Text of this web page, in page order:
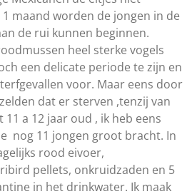
maand worden de jongen in de
de rui kunnen beginnen.
heel sterke vogels
een delicate periode te zijn en
voor. Maar eens door
dat er sterven ,tenzij van
a 12 jaar oud , ik heb eens
nog 11 jongen groot bracht. In
rood eivoer,
pellets, onkruidzaden en 5
in het drinkwater. Ik maak